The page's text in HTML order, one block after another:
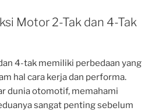
Motor 2-Tak dan 4-Tak
4-tak memiliki perbedaan yang
hal cara kerja dan performa.
dunia otomotif, memahami
sangat penting sebelum